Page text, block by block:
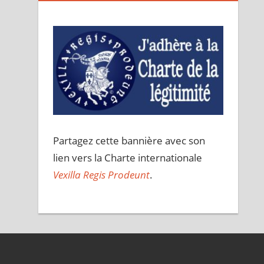
Partagez cette bannière avec son
lien vers la Charte internationale
Vexilla Regis Prodeunt.